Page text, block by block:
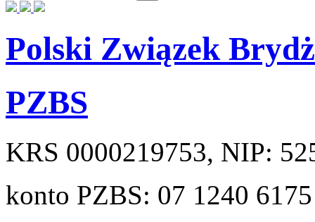
Polski Związek
PZBS
KRS 0000219753, NIP:
konto PZBS: 07 1240